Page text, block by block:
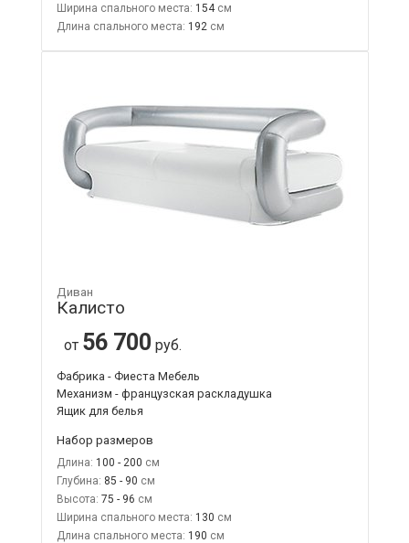
Ширина спального места: 154
Длина спального места: 192
Диван
Калисто
от 56 700 руб.
Фабрика - Фиеста Мебель
Механизм - французская раскладушка
Ящик для белья
Набор размеров
Длина: 100 - 200
Глубина: 85 - 90
Высота: 75 - 96
Ширина спального места: 130
Длина спального места: 190